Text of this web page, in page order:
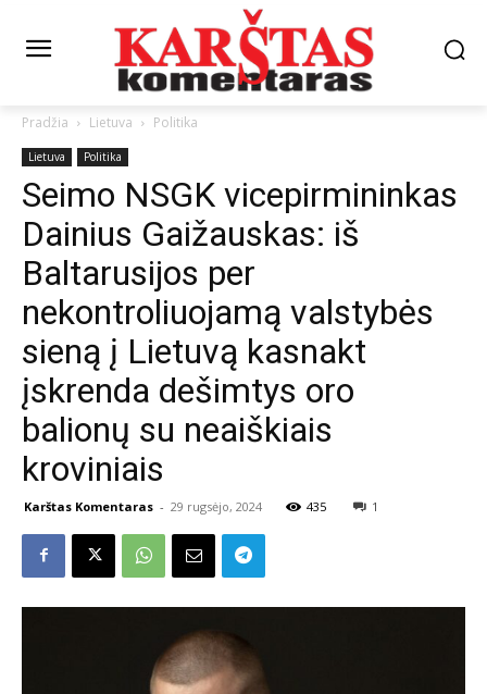
Pradžia Lietuva Politika
Lietuva Politika
Seimo NSGK vicepirmininkas
Dainius Gaižauskas: iš
Baltarusijos per
nekontroliuojamą valstybės
sieną į Lietuvą kasnakt
įskrenda dešimtys oro
balionų su neaiškiais
kroviniais
Karštas Komentaras - 29 rugsėjo, 2024 435 1